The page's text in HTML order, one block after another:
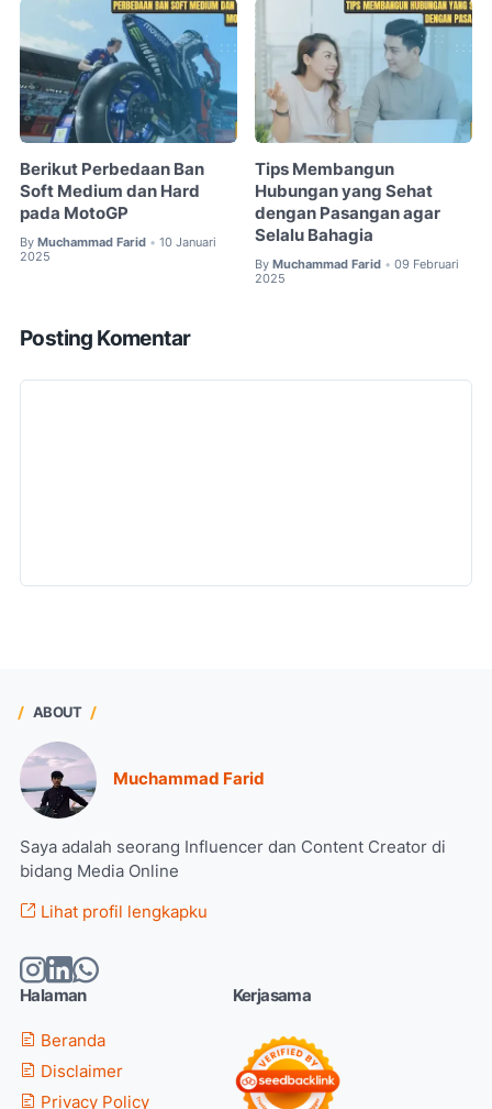
Berikut Perbedaan Ban
Soft Medium dan Hard
pada MotoGP
By Muchammad Farid • 10 Januari
2025
Tips Membangun
Hubungan yang Sehat
dengan Pasangan agar
Selalu Bahagia
By Muchammad Farid • 09 Februari
2025
Posting Komentar
ABOUT
Muchammad Farid
Saya adalah seorang Influencer dan Content Creator di
bidang Media Online
Lihat profil lengkapku
Halaman
Beranda
Disclaimer
Privacy Policy
Kerjasama